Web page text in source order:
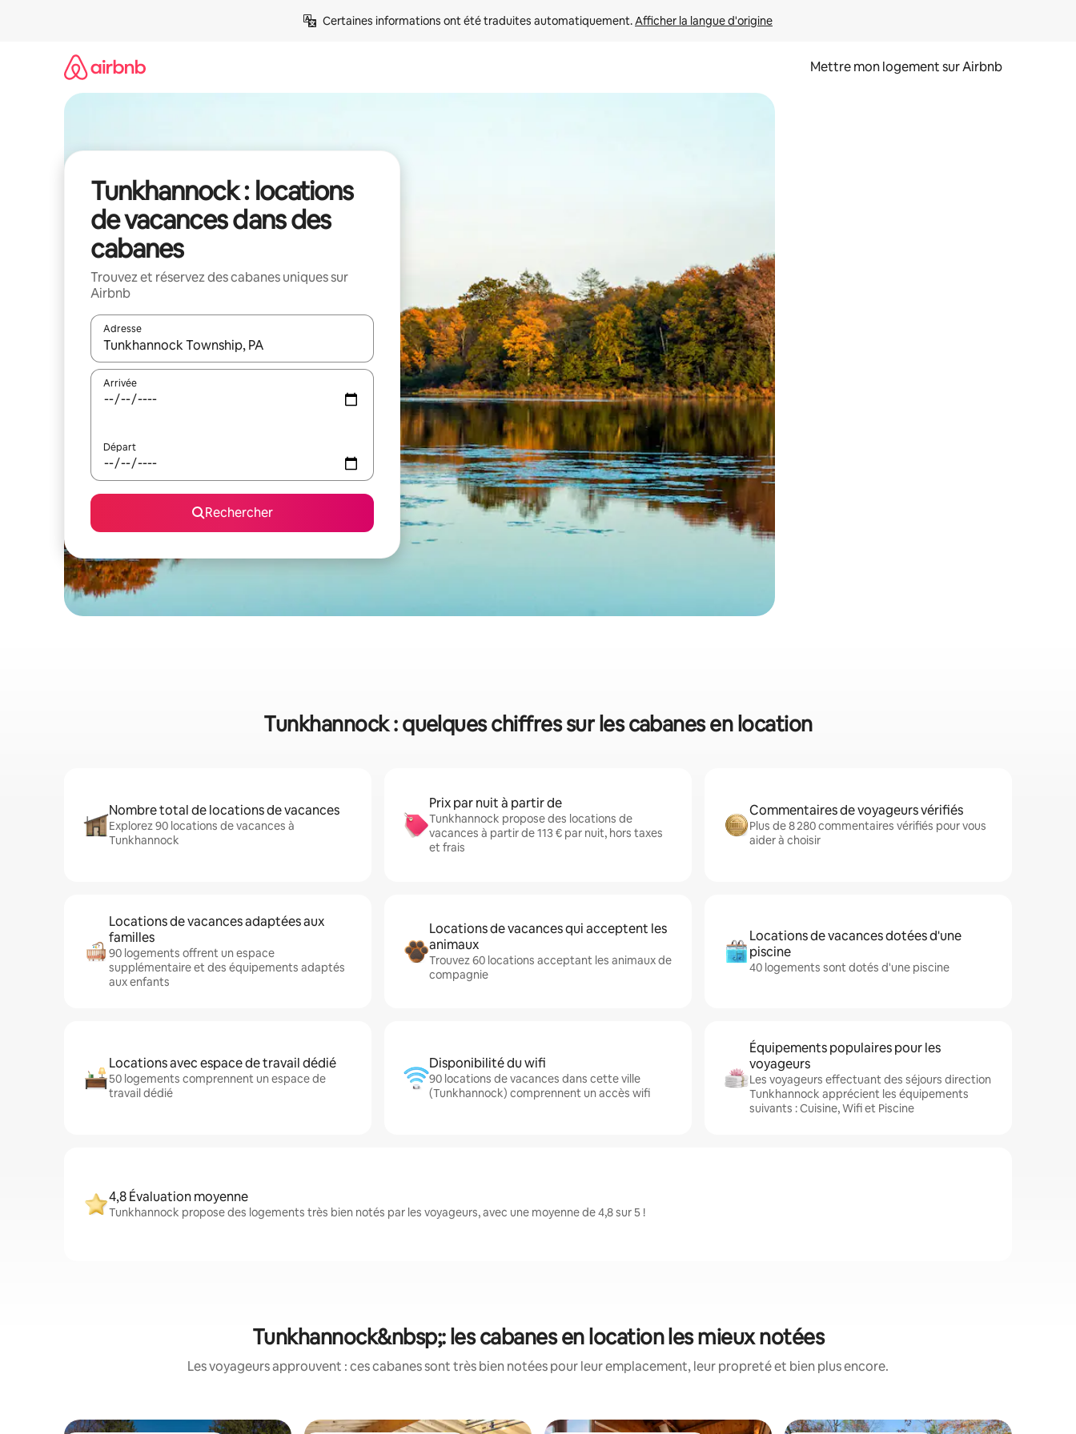
Certaines informations ont été traduites automatiquement. Afficher la langue d'origine
Mettre mon logement sur Airbnb
Tunkhannock : locations
de vacances dans des
cabanes
Trouvez et réservez des cabanes uniques sur
Airbnb
Adresse
Lorsque les résultats s'affichent, utilisez les flèches vers le haut et vers le bas pour les parcourir ou en appuyant et en faisant glisser.
Arrivée
Départ
Rechercher
Tunkhannock : quelques chiffres sur les cabanes en location
Nombre total de locations de vacances
Explorez 90 locations de vacances à
Tunkhannock
Prix par nuit à partir de
Tunkhannock propose des locations de
vacances à partir de 113 € par nuit, hors taxes
et frais
Commentaires de voyageurs vérifiés
Plus de 8 280 commentaires vérifiés pour vous
aider à choisir
Locations de vacances adaptées aux
familles
90 logements offrent un espace
supplémentaire et des équipements adaptés
aux enfants
Locations de vacances qui acceptent les
animaux
Trouvez 60 locations acceptant les animaux de
compagnie
Locations de vacances dotées d'une
piscine
40 logements sont dotés d'une piscine
Locations avec espace de travail dédié
50 logements comprennent un espace de
travail dédié
Disponibilité du wifi
90 locations de vacances dans cette ville
(Tunkhannock) comprennent un accès wifi
Équipements populaires pour les
voyageurs
Les voyageurs effectuant des séjours direction
Tunkhannock apprécient les équipements
suivants : Cuisine, Wifi et Piscine
4,8 Évaluation moyenne
Tunkhannock propose des logements très bien notés par les voyageurs, avec une moyenne de 4,8 sur 5 !
Tunkhannock&nbsp;: les cabanes en location les mieux notées
Les voyageurs approuvent : ces cabanes sont très bien notées pour leur emplacement, leur propreté et bien plus encore.